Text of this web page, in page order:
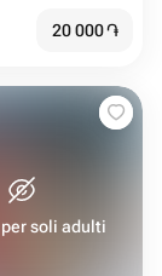
20 000֏
soli adulti